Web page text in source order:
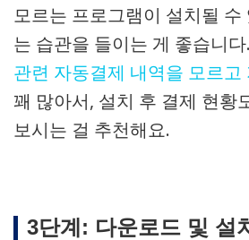
모르는 프로그램이 설치될
는 습관을 들이는 게 좋습니
관련 자동결제 내역을 모르고
꽤 많아서, 설치 후 결제 현황
보시는 걸 추천해요.
3단계: 다운로드 및 설